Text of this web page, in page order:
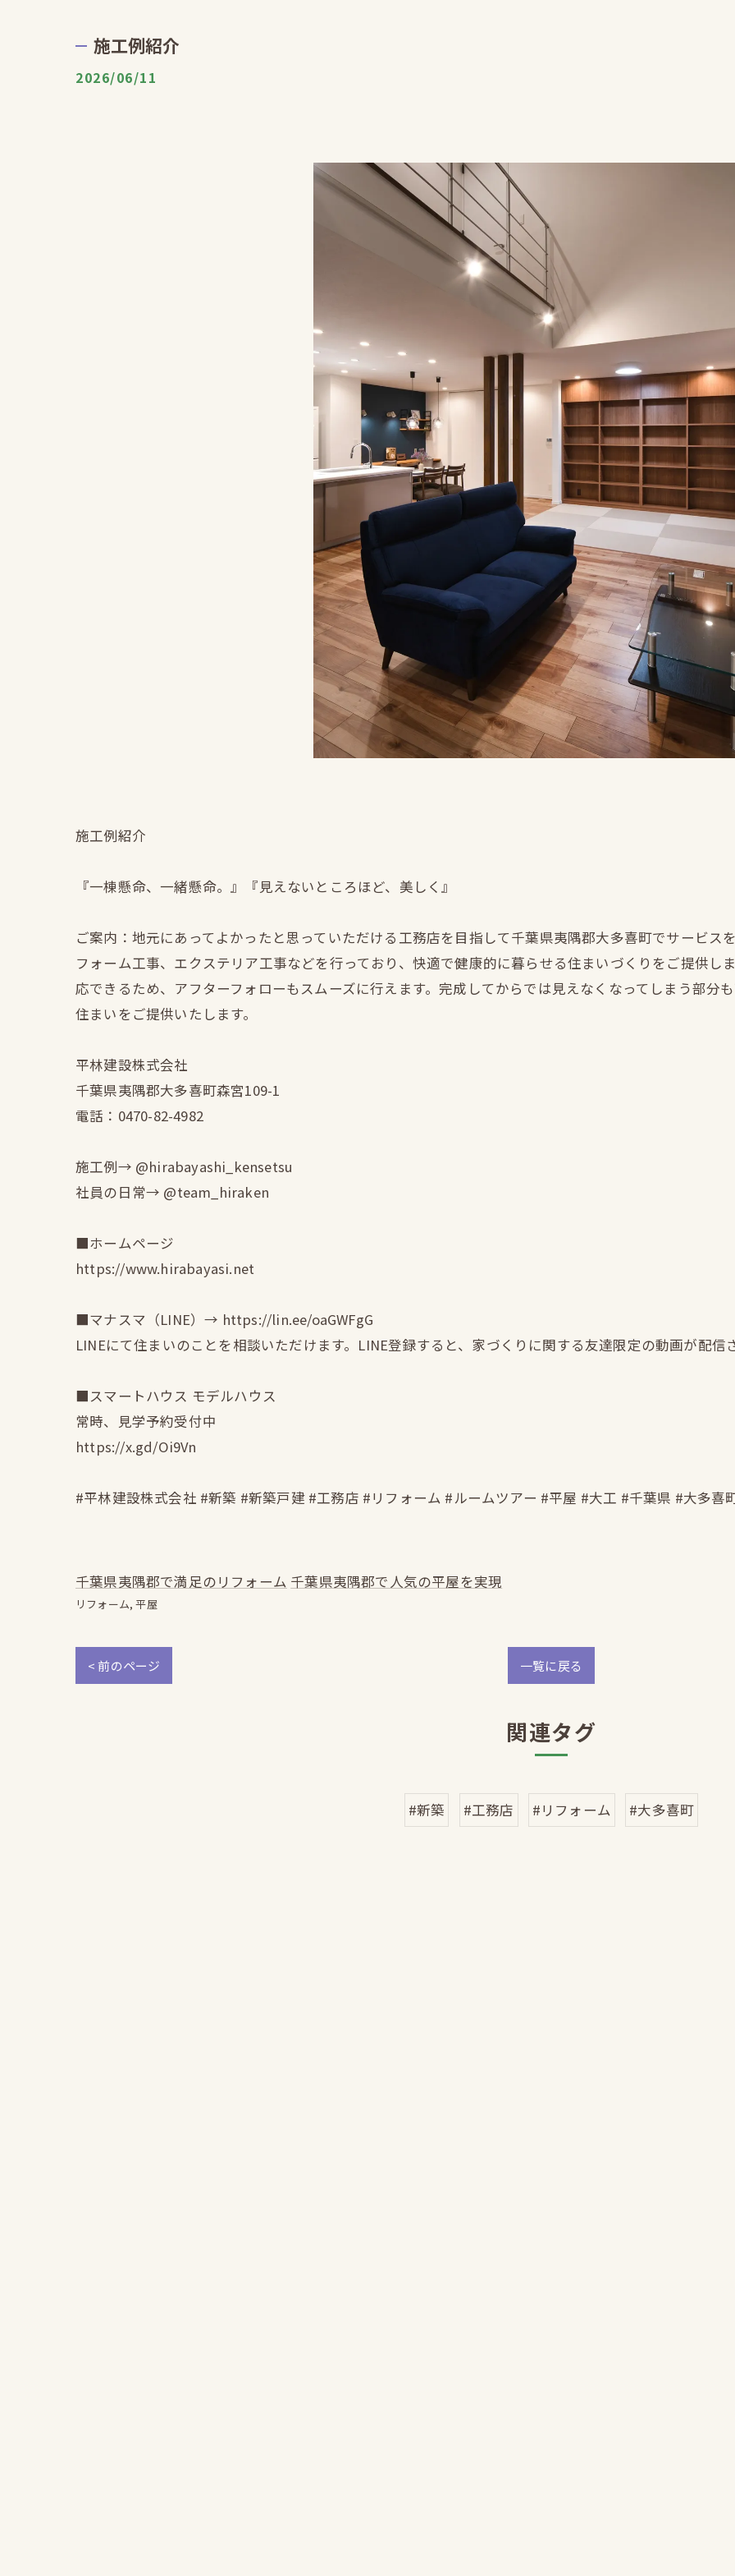
施工例紹介
2026/06/11
施工例紹介
『一棟懸命、一緒懸命。』『見えないところほど、美しく』
ご案内：地元にあってよかったと思っていただける工務店を目指して千葉県夷隅郡大多喜町でサービス
フォーム工事、エクステリア工事などを行っており、快適で健康的に暮らせる住まいづくりをご提供し
応できるため、アフターフォローもスムーズに行えます。完成してからでは見えなくなってしまう部分
住まいをご提供いたします。
平林建設株式会社
千葉県夷隅郡大多喜町森宮109-1
電話：0470-82-4982
施工例→ @hirabayashi_kensetsu
社員の日常→ @team_hiraken
■ホームページ
https://www.hirabayasi.net
■マナスマ（LINE）→ https://lin.ee/oaGWFgG
LINEにて住まいのことを相談いただけます。LINE登録すると、家づくりに関する友達限定の動画が配信
■スマートハウス モデルハウス
常時、見学予約受付中
https://x.gd/Oi9Vn
#平林建設株式会社 #新築 #新築戸建 #工務店 #リフォーム #ルームツアー #平屋 #大工 #千葉県 #大多喜
千葉県夷隅郡で満足のリフォーム 千葉県夷隅郡で人気の平屋を実現
リフォーム 平屋
< 前のページ 一覧に戻る
関連タグ
#新築 #工務店 #リフォーム #大多喜町